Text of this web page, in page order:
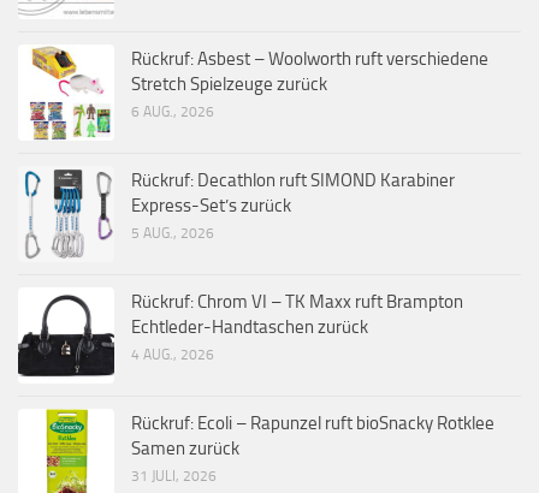
Rückruf: Asbest – Woolworth ruft verschiedene
Stretch Spielzeuge zurück
6 AUG., 2026
Rückruf: Decathlon ruft SIMOND Karabiner
Express-Set’s zurück
5 AUG., 2026
Rückruf: Chrom VI – TK Maxx ruft Brampton
Echtleder-Handtaschen zurück
4 AUG., 2026
Rückruf: Ecoli – Rapunzel ruft bioSnacky Rotklee
Samen zurück
31 JULI, 2026